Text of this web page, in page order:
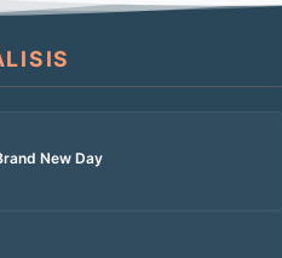
New Day